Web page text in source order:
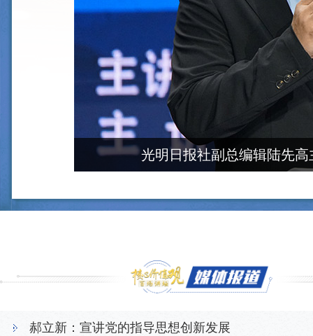
光明日报社副总编辑陆先
郝立新：宣讲党的指导思想创新发展